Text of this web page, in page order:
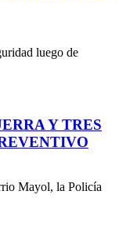
luego de
Y TRES
Mayol, la Policía